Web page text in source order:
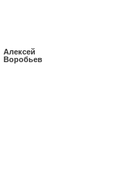
Алексей
Воробьев